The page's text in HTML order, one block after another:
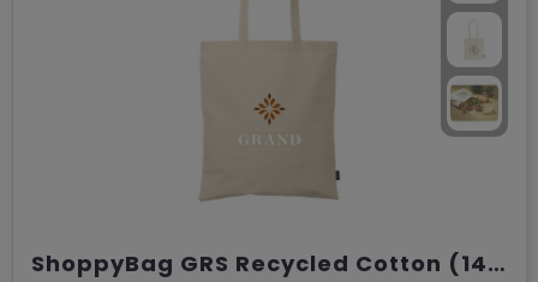
ShoppyBag GRS Recycled Cotton (140 g/m²) sac shopping